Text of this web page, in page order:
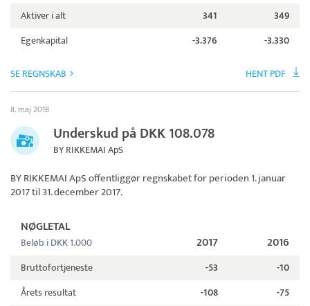
Aktiver i alt
341
349
Egenkapital
-3.376 -3.330
SE REGNSKAB HENT PDF
8. maj 2018
Underskud på DKK 108.078
BY RIKKEMAI ApS
BY RIKKEMAI ApSoffentliggør regnskabet for perioden 1. januar
2017 til 31. december 2017.
NØGLETAL
Beløb i DKK 1.000 2017 2016
Bruttofortjeneste -53
-10
Årets resultat
-108
-75